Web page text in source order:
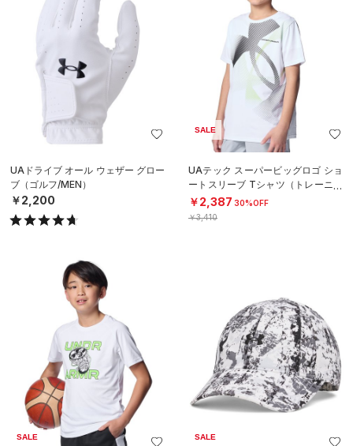
UAドライブ オール ウェザー グロー
ブ（ゴルフ/MEN）
￥2,200
SALE
UAテック スーパービッグロゴ ショ
ートスリーブ Tシャツ（トレーニン
グ/BOYS）
￥2,387 30%OFF
￥3,410
SALE SALE